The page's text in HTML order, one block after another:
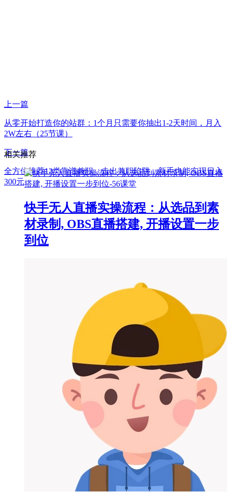
上一篇
从零开始打造你的站群：1个月只需要你抽出1-2天时间，月入
2W左右（25节课）
下一篇
全方位推荐12类靠谱兼职，走出兼职陷阱，新手也能实现日入
300元
相关推荐
快手无人直播实操流程：从选品到素
材录制, OBS直播搭建, 开播设置一步
到位